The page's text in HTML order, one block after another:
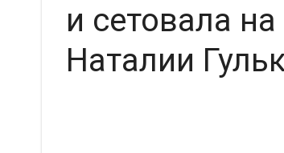
и сетовала
Наталии